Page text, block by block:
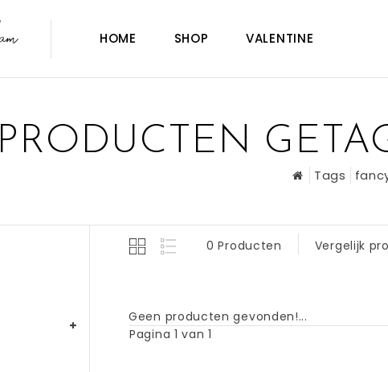
HOME SHOP VALENTINE
PRODUCTEN
Tags
0 Producten Vergelijk
Geen producten gevonden!...
Pagina 1 van 1